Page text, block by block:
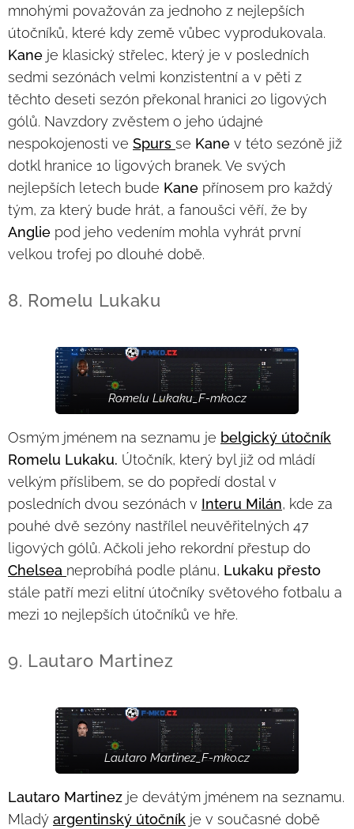
mnohými považován za jednoho z nejlepších
útočníků, které kdy země vůbec vyprodukovala.
Kane je klasický střelec, který je v posledních
sedmi sezónách velmi konzistentní a v pěti z
těchto deseti sezón překonal hranici 20 ligových
gólů. Navzdory zvěstem o jeho údajné
nespokojenosti ve Spurs se Kane v této sezóně již
dotkl hranice 10 ligových branek. Ve svých
nejlepších letech bude Kane přínosem pro každý
tým, za který bude hrát, a fanoušci věří, že by
Anglie pod jeho vedením mohla vyhrát první
velkou trofej po dlouhé době.
8. Romelu Lukaku
Romelu Lukaku_F-mko.cz
Osmým jménem na seznamu je belgický útočník
Romelu Lukaku. Útočník, který byl již od mládí
velkým příslibem, se do popředí dostal v
posledních dvou sezónách v Interu Milán, kde za
pouhé dvě sezóny nastřílel neuvěřitelných 47
ligových gólů. Ačkoli jeho rekordní přestup do
Chelsea neprobíhá podle plánu, Lukaku přesto
stále patří mezi elitní útočníky světového fotbalu a
mezi 10 nejlepších útočníků ve hře.
9. Lautaro Martinez
Lautaro Martinez_F-mko.cz
Lautaro Martinez je devátým jménem na seznamu.
Mladý argentinský útočník je v současné době